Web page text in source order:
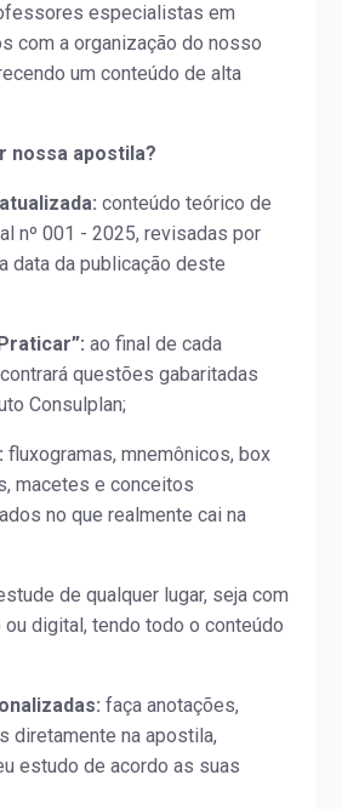
especialistas em
com a organização do nosso
um conteúdo de alta
nossa apostila?
conteúdo teórico de
nº 001 - 2025, revisadas por
data da publicação deste
ao final de cada
questões gabaritadas
Consulplan;
fluxogramas, mnemônicos, box
macetes e conceitos
no que realmente cai na
de qualquer lugar, seja com
digital, tendo todo o conteúdo
faça anotações,
diretamente na apostila,
estudo de acordo as suas